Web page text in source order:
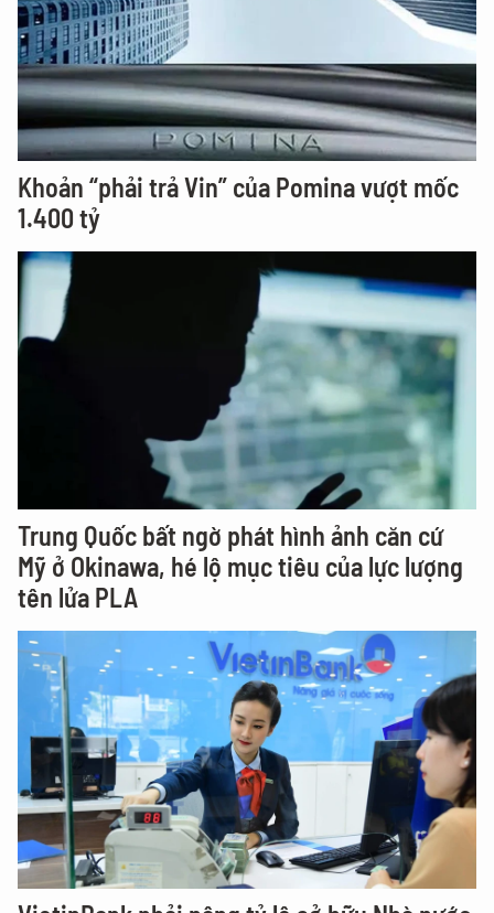
Khoản “phải trả Vin” của Pomina vượt mốc
1.400 tỷ
Trung Quốc bất ngờ phát hình ảnh căn cứ
Mỹ ở Okinawa, hé lộ mục tiêu của lực lượng
tên lửa PLA